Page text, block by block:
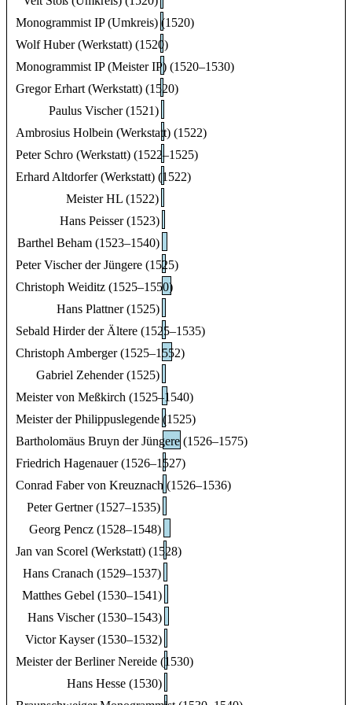
Monogrammist IP (Umkreis) (1520)
Wolf Huber (Werkstatt) (1520)
Monogrammist IP (Meister IP) (1520–1530)
Gregor Erhart (Werkstatt) (1520)
Paulus Vischer (1521)
Ambrosius Holbein (Werkstatt) (1522)
Peter Schro (Werkstatt) (1522–1525)
Erhard Altdorfer (Werkstatt) (1522)
Meister HL (1522)
Hans Peisser (1523)
Barthel Beham (1523–1540)
Peter Vischer der Jüngere (1525)
Christoph Weiditz (1525–1550)
Hans Plattner (1525)
Sebald Hirder der Ältere (1525–1535)
Christoph Amberger (1525–1552)
Gabriel Zehender (1525)
Meister von Meßkirch (1525–1540)
Meister der Philippuslegende (1525)
Bartholomäus Bruyn der Jüngere (1526–1575)
Friedrich Hagenauer (1526–1527)
Conrad Faber von Kreuznach (1526–1536)
Peter Gertner (1527–1535)
Georg Pencz (1528–1548)
Jan van Scorel (Werkstatt) (1528)
Hans Cranach (1529–1537)
Matthes Gebel (1530–1541)
Hans Vischer (1530–1543)
Victor Kayser (1530–1532)
Meister der Berliner Nereide (1530)
Hans Hesse (1530)